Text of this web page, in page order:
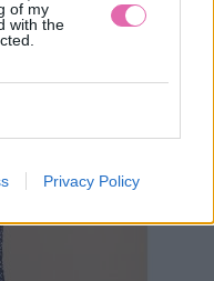
of my
with the
Privacy Policy